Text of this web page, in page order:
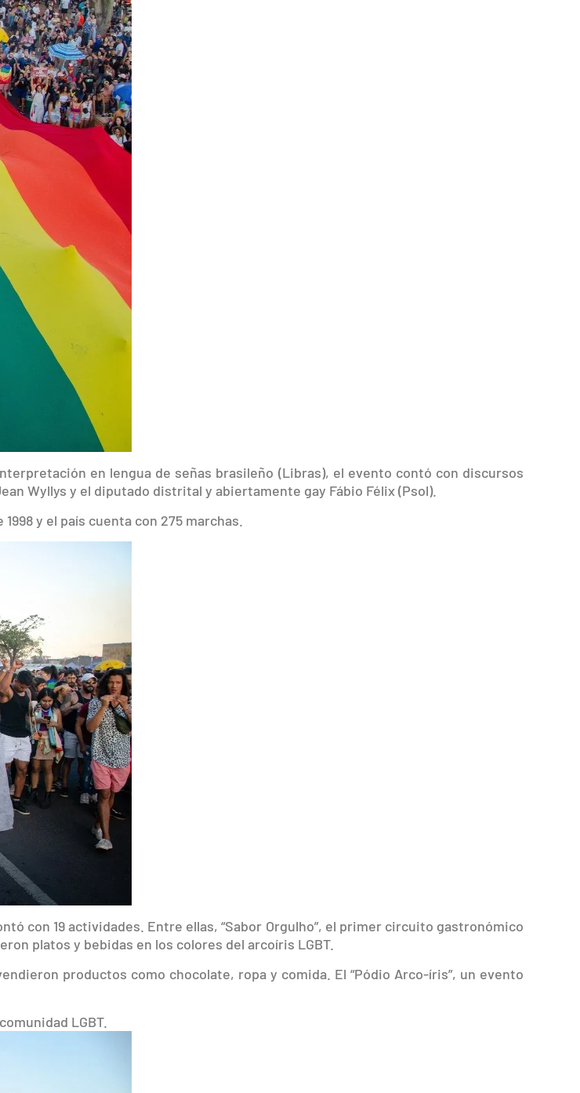
en lengua de señas brasileño (Libras), el evento contó con discursos
Wyllys y el diputado distrital y abiertamente gay Fábio Félix (Psol).
y el país cuenta con 275 marchas.
con 19 actividades. Entre ellas, “Sabor Orgulho”, el primer circuito gastronómico
platos y bebidas en los colores del arcoíris LGBT.
productos como chocolate, ropa y comida. El “Pódio Arco-íris”, un evento
LGBT.